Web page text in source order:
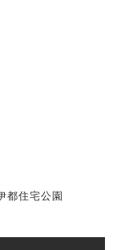
住宅公園